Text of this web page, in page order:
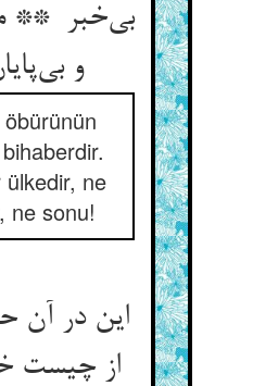
بی‌خبر **
و بی‌پایان و سر
ne
ne sonu!
این در آن
از